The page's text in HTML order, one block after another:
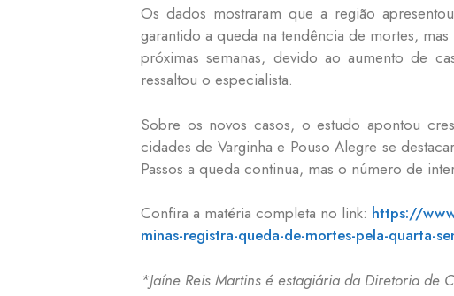
Os dados mostraram que a região
garantido a queda na tendência de mortes,
próximas semanas, devido ao aumento de
ressaltou o especialista.
Sobre os novos casos, o estudo apontou
cidades de Varginha e Pouso Alegre se
Passos a queda continua, mas o número de
Confira a matéria completa no link: https://
minas-registra-queda-de-mortes-pela-quarta-
*Jaíne Reis Martins é estagiária da Diretoria de